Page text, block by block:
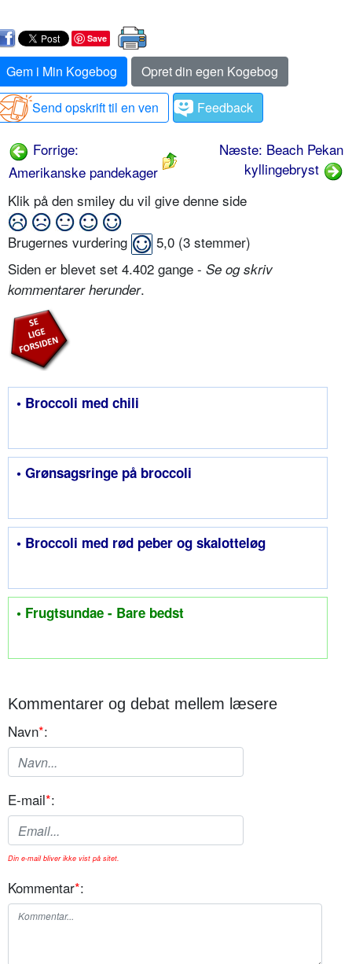
Save
Gem i Min Kogebog
Opret din egen Kogebog
Send opskrift til en ven
Feedback
Forrige:
Amerikanske pandekager
Næste: Beach Pekan
kyllingebryst
Klik på den smiley du vil give denne side
Brugernes vurdering 5,0 (3 stemmer)
Siden er blevet set 4.402 gange - Se og skriv
kommentarer herunder.
• Broccoli med chili
• Grønsagsringe på broccoli
• Broccoli med rød peber og skalotteløg
• Frugtsundae - Bare bedst
Kommentarer og debat mellem læsere
Navn*:
E-mail*:
Din e-mail bliver ikke vist på sitet.
Kommentar*: